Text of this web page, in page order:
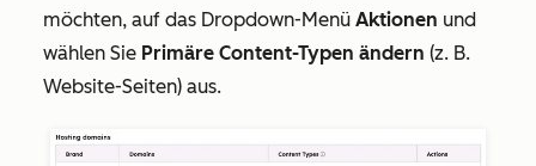
möchten, auf das Dropdown-Menü Aktionen und
wählen Sie Primäre Content-Typen ändern (z. B.
Website-Seiten) aus.